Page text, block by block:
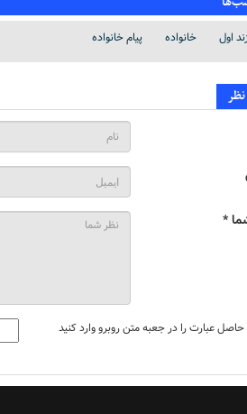
اول خانواده پیام خانواده
*
حاصل عبارت را در جعبه متن روبرو وارد کنید